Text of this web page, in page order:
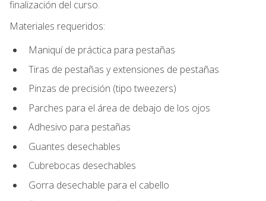
finalización del curso.
Materiales requeridos:
Maniquí de práctica para pestañas
Tiras de pestañas y extensiones de pestañas
Pinzas de precisión (tipo tweezers)
Parches para el área de debajo de los ojos
Adhesivo para pestañas
Guantes desechables
Cubrebocas desechables
Gorra desechable para el cabello